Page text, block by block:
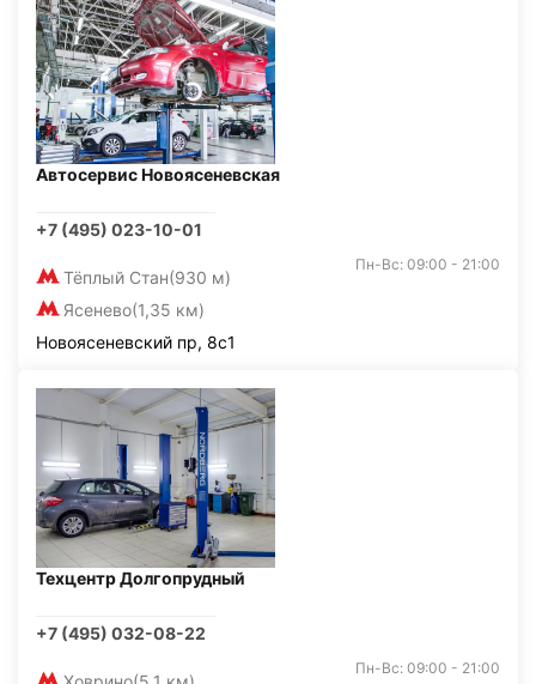
Автосервис Новоясеневская
+7 (495) 023-10-01
Тёплый Стан(930 м)
Ясенево(1,35 км)
Пн-Вс: 09:00 - 21:00
Новоясеневский пр, 8с1
Техцентр Долгопрудный
+7 (495) 032-08-22
Пн-Вс: 09:00 - 21:00